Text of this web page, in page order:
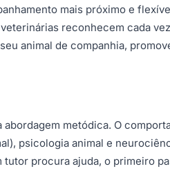
mais próximo e
reconhecem cada
animal de companhia,
metódica. O
psicologia animal e
procura ajuda, o primeiro